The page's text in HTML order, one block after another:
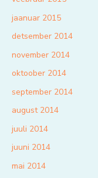
jaanuar 2015
detsember 2014
november 2014
oktoober 2014
september 2014
august 2014
juuli 2014
juuni 2014
mai 2014